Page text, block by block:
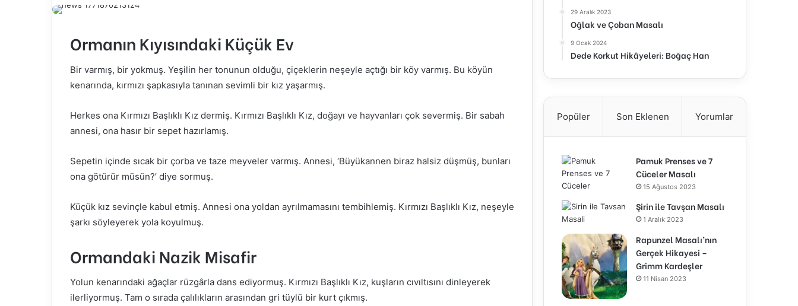
-
o
s
a
g
m
e
Ormanın Kıyısındaki Küçük Ev
Bir varmış, bir yokmuş. Yeşilin her tonunun olduğu, çiçeklerin neşeyle açtığı bir köy varmış. Bu köyün
kenarında, kırmızı şapkasıyla tanınan sevimli bir kız yaşarmış.
Herkes ona Kırmızı Başlıklı Kız dermiş. Kırmızı Başlıklı Kız, doğayı ve hayvanları çok severmiş. Bir sabah
annesi, ona hasır bir sepet hazırlamış.
Sepetin içinde sıcak bir çorba ve taze meyveler varmış. Annesi, ‘Büyükannen biraz halsiz düşmüş, bunları
ona götürür müsün?’ diye sormuş.
Küçük kız sevinçle kabul etmiş. Annesi ona yoldan ayrılmamasını tembihlemiş. Kırmızı Başlıklı Kız, neşeyle
şarkı söyleyerek yola koyulmuş.
Ormandaki Nazik Misafir
Yolun kenarındaki ağaçlar rüzgârla dans ediyormuş. Kırmızı Başlıklı Kız, kuşların cıvıltısını dinleyerek
ilerliyormuş. Tam o sırada çalılıkların arasından gri tüylü bir kurt çıkmış.
29 Aralık 2023
Oğlak ve Çoban Masalı
9 Ocak 2024
Dede Korkut Hikâyeleri: Boğaç Han
Popüler Son Eklenen Yorumlar
Pamuk Prenses ve 7
Cüceler Masalı
15 Ağustos 2023
Şirin ile Tavşan Masalı
1 Aralık 2023
Rapunzel Masalı’nın
Gerçek Hikayesi –
Grimm Kardeşler
11 Nisan 2023